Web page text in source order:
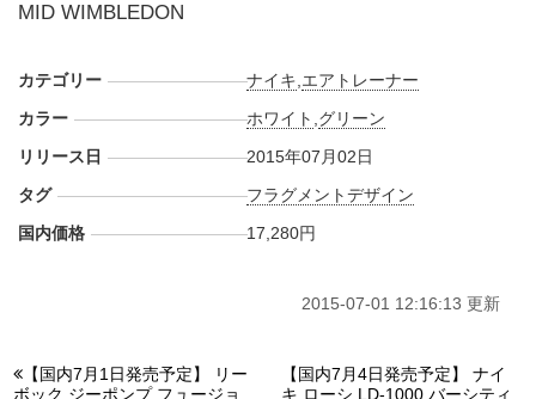
MID WIMBLEDON
カテゴリー ナイキ エアトレーナー
カラー
ホワイト グリーン
リリース日
2015年07月02日
タグ
フラグメントデザイン
国内価格
17,280円
2015-07-01 12:16:13 更新
【国内7月1日発売予定】 リー
ボック ジーポンプ フュージョ
【国内7月4日発売予定】 ナイ
キ ローシ LD-1000 バーシティ